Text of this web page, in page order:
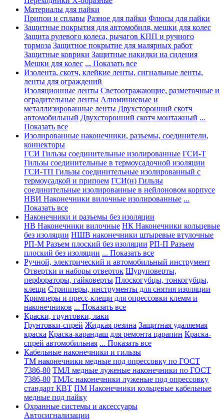
Материалы для пайки
Припои и сплавы Разное для пайки Флюсы для пайки
Защитные покрытия для автомобиля, мешки для колес
Защита рулевого колеса, рычагов КПП и ручного
тормоза Защитное покрытие для малярных работ
Защитные коврики Защитные накидки на сидения
Мешки для колес ... Показать все
Изолента, скотч, клейкие ленты, сигнальные ленты,
ленты для ограждений
Изоляционные ленты Светоотражающие, разметочные и
оградительные ленты Алюминиевые и
металлизированные ленты Двухсторонний скотч
автомобильный Двухсторонний скотч монтажный ...
Показать все
Изолированные наконечники, разъемы, соединители,
коннекторы
ГСИ Гильзы соединительные изолированные ГСИ-Т
Гильзы соединительные в термоусадочной изоляции
ГСИ-ТП Гильзы соединительные изолированный с
термоусадкой и припоем ГСИ(н) Гильзы
соединительные изолированные в нейлоновом корпусе
НВИ Наконечники вилочные изолированные ...
Показать все
Наконечники и разъемы без изоляции
НВ Наконечники вилочные НК Наконечники кольцевые
без изоляции НШВ наконечники штыревые втулочные
РП-М Разъем плоский без изоляции РП-П Разъем
плоский без изоляции ... Показать все
Ручной, электрический и автомобильный инструмент
Отвертки и наборы отверток Шуруповерты,
перфораторы, гайковерты Плоскогубцы, тонкогубцы,
клещи Стрипперы, инструменты для снятия изоляции
Кримперы и пресс-клещи для опрессовки клемм и
наконечников ... Показать все
Краски, грунтовки, лаки
Грунтовки-спрей Жидкая резина Защитная удаляемая
краска Краска-карандаш для ремонта царапин Краска-
спрей автомобильная ... Показать все
Кабельные наконечники и гильзы
ТМ наконечники медные под опрессовку по ГОСТ
7386-80 ТМЛ медные луженые наконечники по ГОСТ
7386-80 ТМЛс наконечники луженые под опрессовку
стандарт КВТ ПМ Наконечники кольцевые кабельные
медные под пайку
Охранные системы и аксессуары
Автосигнализации